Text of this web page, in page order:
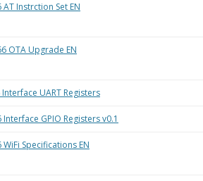
AT Instrction Set EN
OTA Upgrade EN
Interface UART Registers
Interface GPIO Registers v0.1
WiFi Specifications EN